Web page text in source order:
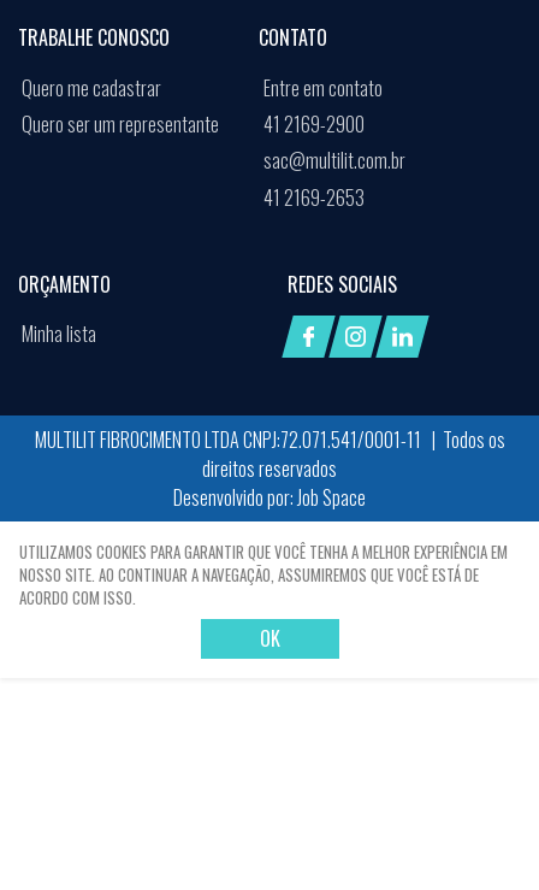
ORÇAMENTO
Minha lista
TRABALHE CONOSCO
Quero me cadastrar
Quero ser um representante
CONTATO
Entre em contato
41 2169-2900
sac@multilit.com.br
41 2169-2653
REDES SOCIAIS
MULTILIT FIBROCIMENTO LTDA CNPJ:72.071.541/0001-11 | Todos os
direitos reservados
Desenvolvido por:Job Space
UTILIZAMOS COOKIES PARA GARANTIR QUE VOCÊ TENHA A MELHOR EXPERIÊNCIA EM
NOSSO SITE. AO CONTINUAR A NAVEGAÇÃO, ASSUMIREMOS QUE VOCÊ ESTÁ DE
ACORDO COM ISSO.
OK
X